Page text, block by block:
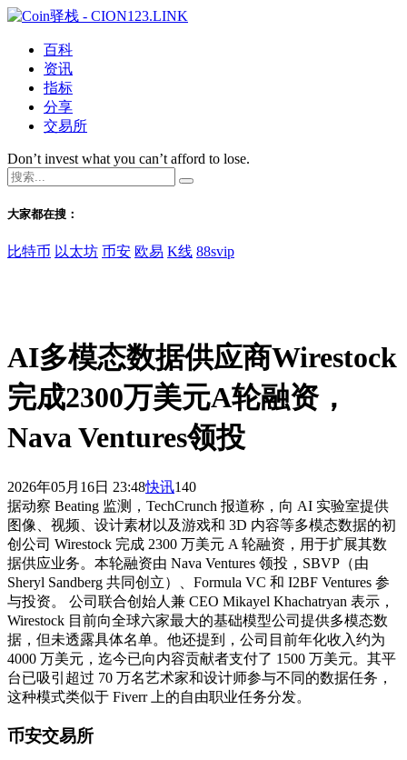
百科
资讯
指标
分享
交易所
Don’t invest what you can’t afford to lose.
大家都在搜：
比特币 以太坊 币安 欧易 K线 88svip
AI多模态数据供应商Wirestock
完成2300万美元A轮融资，
Nava Ventures领投
2026年05月16日 23:48快讯140
据动察 Beating 监测，TechCrunch 报道称，向 AI 实验室提供
图像、视频、设计素材以及游戏和 3D 内容等多模态数据的初
创公司 Wirestock 完成 2300 万美元 A 轮融资，用于扩展其数
据供应业务。本轮融资由 Nava Ventures 领投，SBVP（由
Sheryl Sandberg 共同创立）、Formula VC 和 I2BF Ventures 参
与投资。 公司联合创始人兼 CEO Mikayel Khachatryan 表示，
Wirestock 目前向全球六家最大的基础模型公司提供多模态数
据，但未透露具体名单。他还提到，公司目前年化收入约为
4000 万美元，迄今已向内容贡献者支付了 1500 万美元。其平
台已吸引超过 70 万名艺术家和设计师参与不同的数据任务，
这种模式类似于 Fiverr 上的自由职业任务分发。
币安交易所